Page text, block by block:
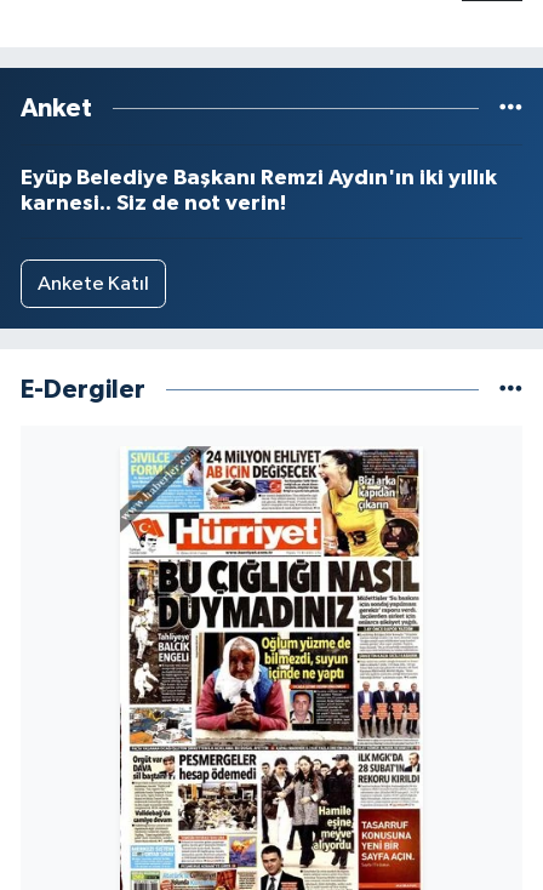
Anket
Eyüp Belediye Başkanı Remzi Aydın'ın iki yıllık
karnesi.. Siz de not verin!
Ankete Katıl
E-Dergiler